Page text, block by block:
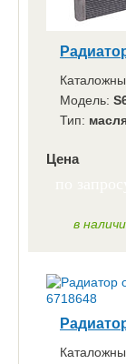
Модель:
Тип:
Цена
в